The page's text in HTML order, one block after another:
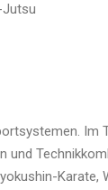
Im